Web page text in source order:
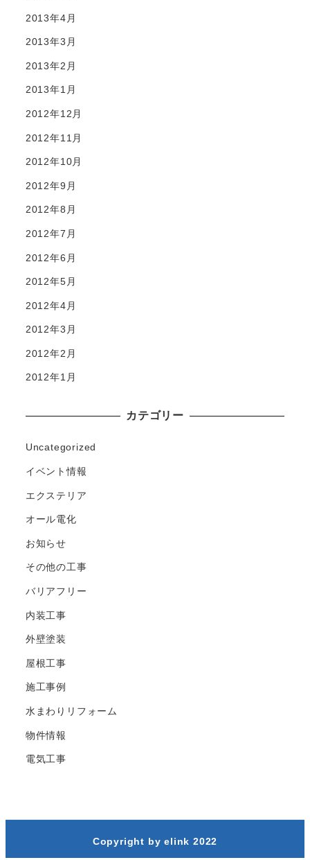
2013年4月
2013年3月
2013年2月
2013年1月
2012年12月
2012年11月
2012年10月
2012年9月
2012年8月
2012年7月
2012年6月
2012年5月
2012年4月
2012年3月
2012年2月
2012年1月
カテゴリー
Uncategorized
イベント情報
エクステリア
オール電化
お知らせ
その他の工事
バリアフリー
内装工事
外壁塗装
屋根工事
施工事例
水まわりリフォーム
物件情報
電気工事
Copyright by elink 2022